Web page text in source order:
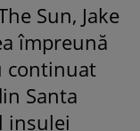
Sun, Jake
împreună
continuat
Santa
insulei